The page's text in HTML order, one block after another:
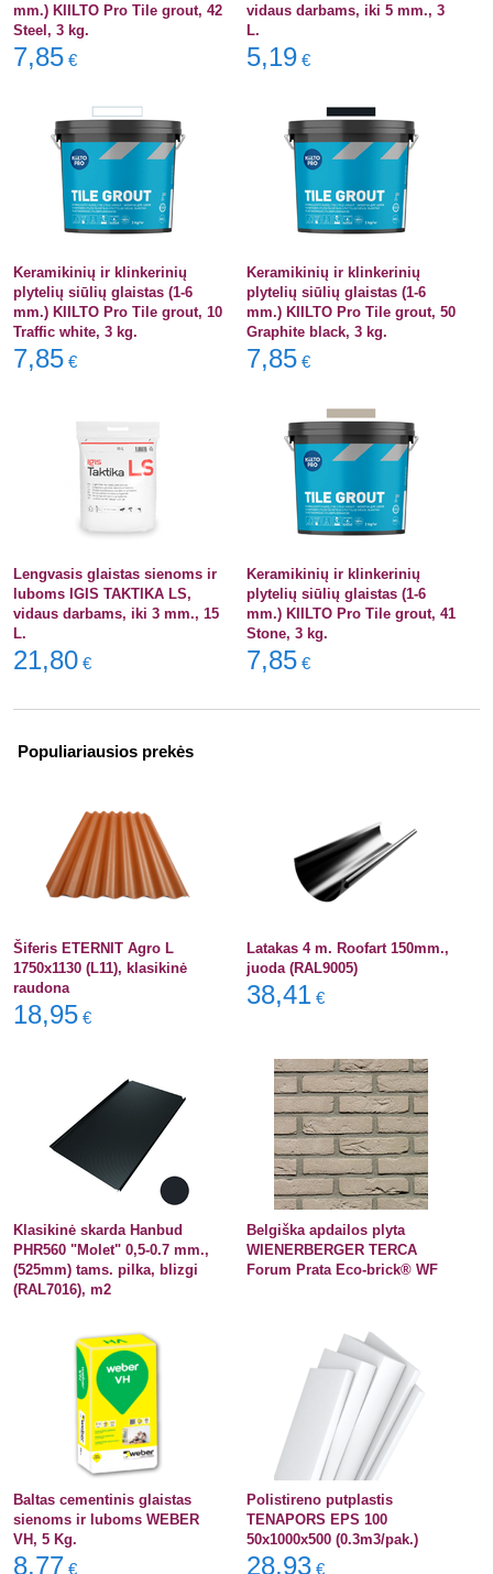
mm.) KIILTO Pro Tile grout, 42
Steel, 3 kg.
7,85 €
vidaus darbams, iki 5 mm., 3
L.
5,19 €
Keramikinių ir klinkerinių
plytelių siūlių glaistas (1-6
mm.) KIILTO Pro Tile grout, 10
Traffic white, 3 kg.
7,85 €
Keramikinių ir klinkerinių
plytelių siūlių glaistas (1-6
mm.) KIILTO Pro Tile grout, 50
Graphite black, 3 kg.
7,85 €
Lengvasis glaistas sienoms ir
luboms IGIS TAKTIKA LS,
vidaus darbams, iki 3 mm., 15
L.
21,80 €
Keramikinių ir klinkerinių
plytelių siūlių glaistas (1-6
mm.) KIILTO Pro Tile grout, 41
Stone, 3 kg.
7,85 €
Populiariausios prekės
Šiferis ETERNIT Agro L
1750x1130 (L11), klasikinė
raudona
18,95 €
Latakas 4 m. Roofart 150mm.,
juoda (RAL9005)
38,41 €
Klasikinė skarda Hanbud
PHR560 "Molet" 0,5-0.7 mm.,
(525mm) tams. pilka, blizgi
(RAL7016), m2
Belgiška apdailos plyta
WIENERBERGER TERCA
Forum Prata Eco-brick® WF
Baltas cementinis glaistas
sienoms ir luboms WEBER
VH, 5 Kg.
8,77 €
Polistireno putplastis
TENAPORS EPS 100
50x1000x500 (0.3m3/pak.)
28,93 €